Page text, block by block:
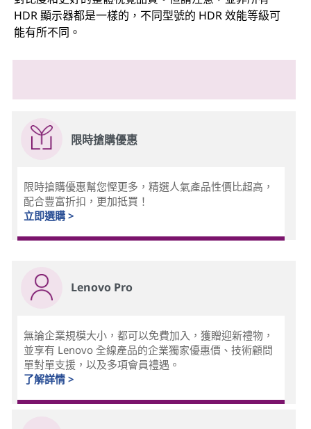
HDR 顯示器都是一樣的，不同型號的 HDR 效能等級可
能有所不同。
限時搶購優惠
限時搶購優惠幫您慳更多，精選人氣產品性價比超高，
配合豐富折扣，更加抵買！
立即選購 >
Lenovo Pro
無論企業規模大小，都可以免費加入，獲贈迎新禮物，
並享有 Lenovo 全線產品的企業獨家優惠價、技術顧問
單對單支援，以及多項會員禮遇。
了解詳情 >